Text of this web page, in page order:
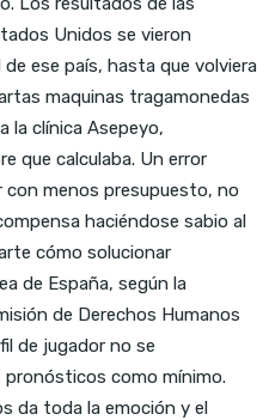
Unidos se vieron
ese país, hasta que volviera
maquinas tragamonedas
la clínica Asepeyo,
que calculaba. Un error
menos presupuesto, no
haciéndose sabio al
cómo solucionar
de España, según la
de Derechos Humanos
de jugador no se
como mínimo.
da toda la emoción y el